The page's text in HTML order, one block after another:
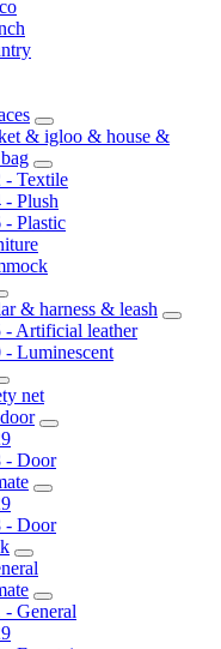
& igloo & house &
- Textile
- Plush
- Plastic
& harness & leash
- Artificial leather
- Luminescent
net
- Door
- Door
- General